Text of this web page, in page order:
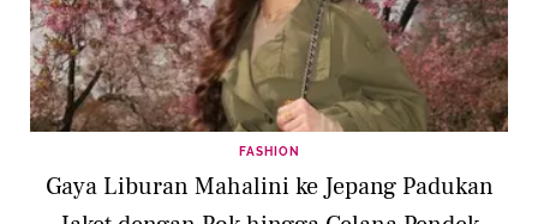
FASHION
Gaya Liburan Mahalini ke Jepang Padukan